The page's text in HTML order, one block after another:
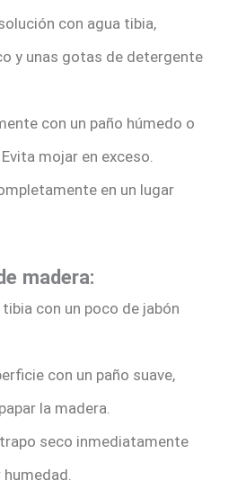
con agua tibia,
y unas gotas de detergente
con un paño húmedo o
mojar en exceso.
en un lugar
madera:
con un poco de jabón
con un paño suave,
la madera.
seco inmediatamente
humedad.